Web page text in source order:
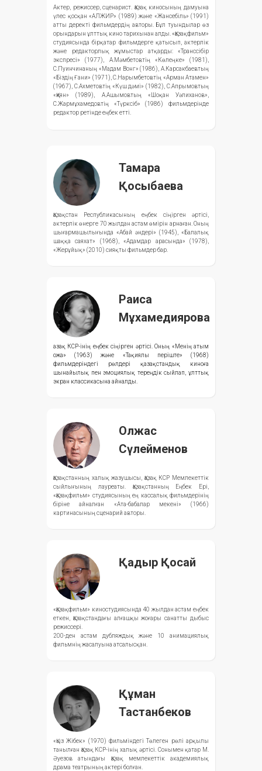
Актер, режиссер, сценарист. Қазақ киносының дамуына
үлес қосқан «АЛЖИР» (1989) және «Жансебiль» (1991)
атты деректі фильмдердің авторы. Бұл туындылар өз
орындарын ұлттық кино тарихынан алды. «Қазақфильм»
студиясында бірқатар фильмдерге қатысып, актерлік
және редакторлық жұмыстар атқарды: «Транссібір
экспресі» (1977), А.Мәмбетовтің «Көлеңке» (1981),
С.Пуинчинаның «Мадам Вонг» (1986), А.Карсакбаевтың
«Біздің Ғани» (1971), С.Нарымбетовтің «Арман Атамен»
(1967), С.Ахметовтің «Күш дәмі» (1982), С.Апрымовтың
«Қиян» (1989), А.Ашымовтың «Шоқан Уәлиханов»,
С.Жармұхамедовтің «Түрксіб» (1986) фильмдерінде
редактор ретінде еңбек етті.
Тамара
Қосыбаева
Қазақстан Республикасының еңбек сіңірген әртісі,
актерлік өнерге 70 жылдан астам өмірін арнаған. Оның
шығармашылығында «Абай әндері» (1945), «Балалық
шаққа саяхат» (1968), «Адамдар арасында» (1978),
«Жерұйық» (2010) сияқты фильмдер бар.
Раиса
Мұхамедиярова
Қазақ КСР-інің еңбек сіңірген әртісі. Оның «Менің атым
Қожа» (1963) және «Тақиялы періште» (1968)
фильмдеріндегі рөлдері қазақстандық киноға
шынайылық пен эмоциялық тереңдік сыйлап, ұлттық
экран классикасына айналды.
Олжас
Сүлейменов
Қазақстанның халық жазушысы, Қазақ КСР Мемлекеттік
сыйлығының лауреаты. Қазақстанның Еңбек Ері,
«Қазақфильм» студиясының ең кассалық фильмдерінің
біріне айналған «Ата-бабалар мекені» (1966)
картинасының сценарий авторы.
Қадыр Қосай
«Қазақфильм» киностудиясында 40 жылдан астам еңбек
еткен, Қазақстандағы алғашқы жоғары санатты дыбыс
режиссері.
200-ден астам дубляждық және 10 анимациялық
фильмнің жасалуына атсалысқан.
Құман
Тастанбеков
«Қыз Жібек» (1970) фильміндегі Төлеген рөлі арқылы
танылған Қазақ КСР-інің халық әртісі. Сонымен қатар М.
Әуезов атындағы Қазақ мемлекеттік академиялық
драма театрының актері болған.